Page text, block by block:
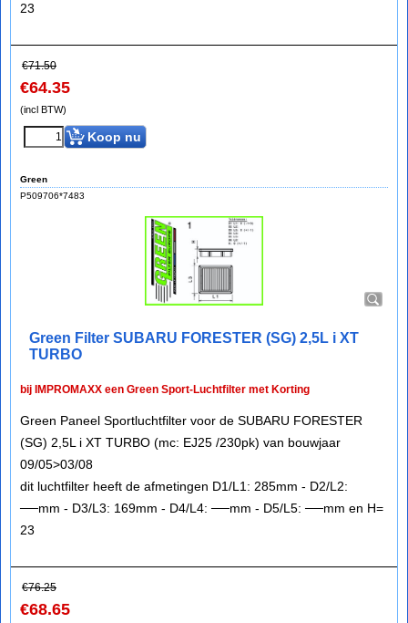
23
€71.50
€64.35
(incl BTW)
Koop nu
Green
P509706*7483
Green Filter SUBARU FORESTER (SG) 2,5L i XT
TURBO
bij IMPROMAXX een Green Sport-Luchtfilter met Korting
Green Paneel Sportluchtfilter voor de SUBARU FORESTER
(SG) 2,5L i XT TURBO (mc: EJ25 /230pk) van bouwjaar
09/05>03/08
dit luchtfilter heeft de afmetingen D1/L1: 285mm - D2/L2:
──mm - D3/L3: 169mm - D4/L4: ──mm - D5/L5: ──mm en H=
23
€76.25
€68.65